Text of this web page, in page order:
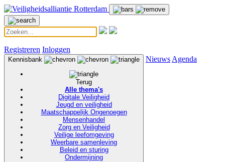
Registreren Inloggen
Kennisbank
Terug
Alle thema's
Digitale Veiligheid
Jeugd en veiligheid
Maatschappelijk Ongenoegen
Mensenhandel
Zorg en Veiligheid
Veilige leefomgeving
Weerbare samenleving
Beleid en sturing
Ondermijning
Nieuws Agenda